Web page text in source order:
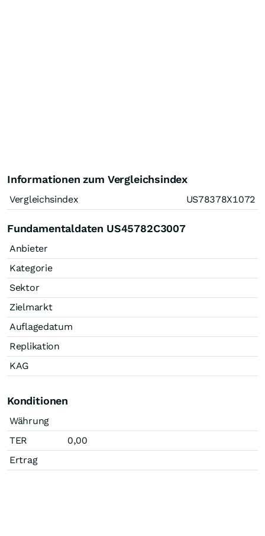
Informationen zum Vergleichsindex
Vergleichsindex US78378X1072
Fundamentaldaten US45782C3007
Anbieter
Kategorie
Sektor
Zielmarkt
Auflagedatum
Replikation
KAG
Konditionen
Währung
TER
0,00
Ertrag